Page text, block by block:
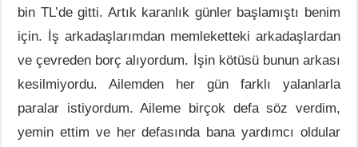
bin TL’de gitti. Artık karanlık günler başlamıştı benim
için. İş arkadaşlarımdan memleketteki arkadaşlardan
ve çevreden borç alıyordum. İşin kötüsü bunun arkası
kesilmiyordu. Ailemden her gün farklı yalanlarla
paralar istiyordum. Aileme birçok defa söz verdim,
yemin ettim ve her defasında bana yardımcı oldular